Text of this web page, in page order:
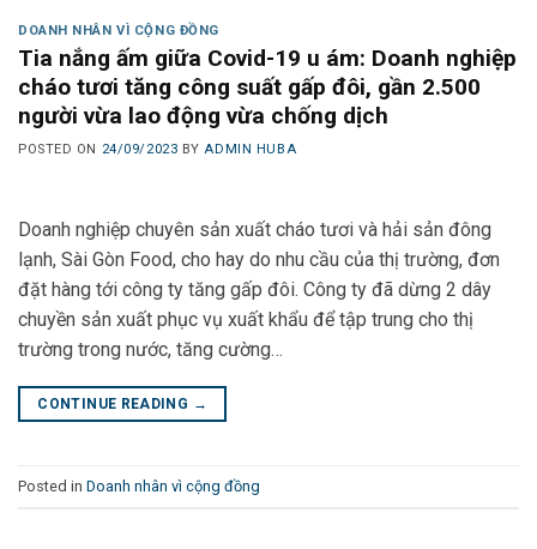
DOANH NHÂN VÌ CỘNG ĐỒNG
Tia nắng ấm giữa Covid-19 u ám: Doanh nghiệp
cháo tươi tăng công suất gấp đôi, gần 2.500
người vừa lao động vừa chống dịch
POSTED ON 24/09/2023 BYADMIN HUBA
Doanh nghiệp chuyên sản xuất cháo tươi và hải sản đông
lạnh, Sài Gòn Food, cho hay do nhu cầu của thị trường, đơn
đặt hàng tới công ty tăng gấp đôi. Công ty đã dừng 2 dây
chuyền sản xuất phục vụ xuất khẩu để tập trung cho thị
trường trong nước, tăng cường…
CONTINUE READING →
Posted in Doanh nhân vì cộng đồng